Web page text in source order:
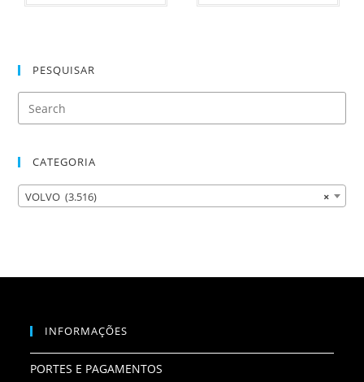
PESQUISAR
CATEGORIA
×
VOLVO (3.516)
INFORMAÇÕES
PORTES E PAGAMENTOS